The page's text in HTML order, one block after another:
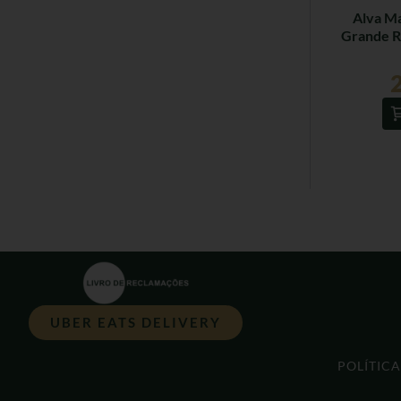
Alva
Grande
UBER EATS DELIVERY